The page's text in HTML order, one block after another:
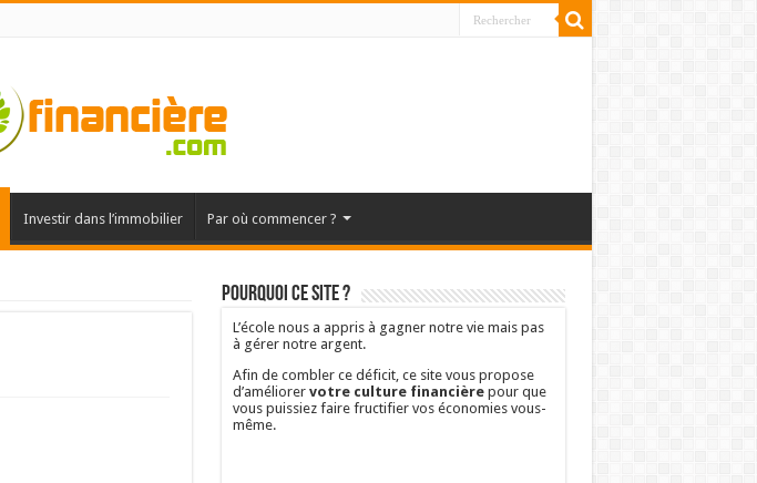
Investir dans l’immobilier Par où commencer ?
Pourquoi ce site ?
L’école nous a appris à gagner notre vie mais pas
à gérer notre argent.
Afin de combler ce déficit, ce site vous propose
d’améliorer votre culture financièrepour que
vous puissiez faire fructifier vos économies vous-
même.